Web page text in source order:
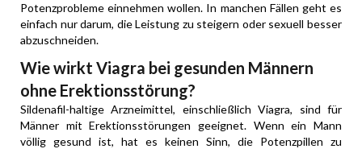
Potenzprobleme einnehmen wollen. In manchen Fällen geht es
einfach nur darum, die Leistung zu steigern oder sexuell besser
abzuschneiden.
Wie wirkt Viagra bei gesunden Männern
ohne Erektionsstörung?
Sildenafil-haltige Arzneimittel, einschließlich Viagra, sind für
Männer mit Erektionsstörungen geeignet. Wenn ein Mann
völlig gesund ist, hat es keinen Sinn, die Potenzpillen zu